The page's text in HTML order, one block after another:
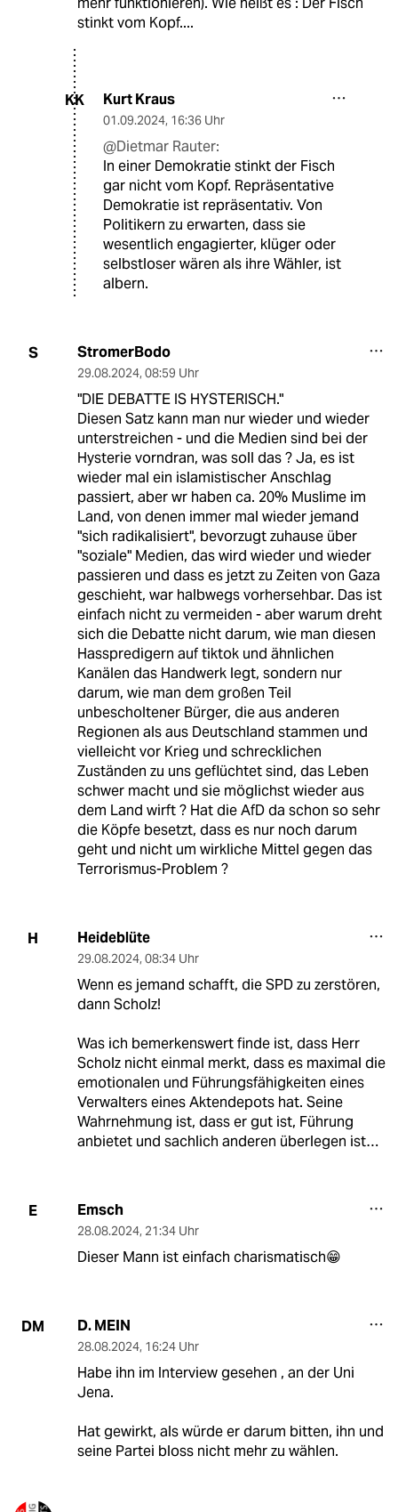
stinkt vom Kopf....
KK Kurt Kraus
01.09.2024, 16:36 Uhr
@Dietmar Rauter:
In einer Demokratie stinkt der Fisch
gar nicht vom Kopf. Repräsentative
Demokratie ist repräsentativ. Von
Politikern zu erwarten, dass sie
wesentlich engagierter, klüger oder
selbstloser wären als ihre Wähler, ist
albern.
S StromerBodo
29.08.2024, 08:59 Uhr
"DIE DEBATTE IS HYSTERISCH."
Diesen Satz kann man nur wieder und wieder
unterstreichen - und die Medien sind bei der
Hysterie vorndran, was soll das ? Ja, es ist
wieder mal ein islamistischer Anschlag
passiert, aber wr haben ca. 20% Muslime im
Land, von denen immer mal wieder jemand
"sich radikalisiert", bevorzugt zuhause über
"soziale" Medien, das wird wieder und wieder
passieren und dass es jetzt zu Zeiten von Gaza
geschieht, war halbwegs vorhersehbar. Das ist
einfach nicht zu vermeiden - aber warum dreht
sich die Debatte nicht darum, wie man diesen
Hasspredigern auf tiktok und ähnlichen
Kanälen das Handwerk legt, sondern nur
darum, wie man dem großen Teil
unbescholtener Bürger, die aus anderen
Regionen als aus Deutschland stammen und
vielleicht vor Krieg und schrecklichen
Zuständen zu uns geflüchtet sind, das Leben
schwer macht und sie möglichst wieder aus
dem Land wirft ? Hat die AfD da schon so sehr
die Köpfe besetzt, dass es nur noch darum
geht und nicht um wirkliche Mittel gegen das
Terrorismus-Problem ?
H Heideblüte
29.08.2024, 08:34 Uhr
Wenn es jemand schafft, die SPD zu zerstören,
dann Scholz!
Was ich bemerkenswert finde ist, dass Herr
Scholz nicht einmal merkt, dass es maximal die
emotionalen und Führungsfähigkeiten eines
Verwalters eines Aktendepots hat. Seine
Wahrnehmung ist, dass er gut ist, Führung
anbietet und sachlich anderen überlegen ist…
E Emsch
28.08.2024, 21:34 Uhr
Dieser Mann ist einfach charismatisch😁
DM D. MEIN
28.08.2024, 16:24 Uhr
Habe ihn im Interview gesehen , an der Uni
Jena.
Hat gewirkt, als würde er darum bitten, ihn und
seine Partei bloss nicht mehr zu wählen.